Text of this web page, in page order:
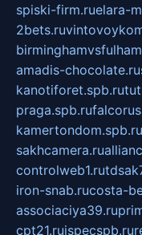
spiski-firm.ruelara-
2bets.ru
amadis-chocolate.ru
kanotiforet.spb.ru
praga.spb.ru
kamertondom.spb.ru
sakhcamera.ru
controlweb1.ru
iron-snab.rucosta-
associaciya39.ru
cpt21.ruispecspb.ru